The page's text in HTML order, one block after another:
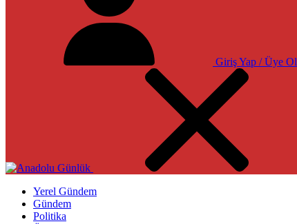
Giriş Yap / Üye Ol
Yerel Gündem
Gündem
Politika